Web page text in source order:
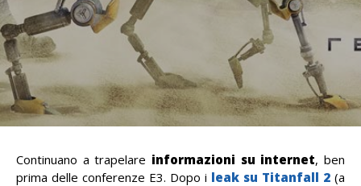
Continuano a trapelare informazioni su internet, ben
prima delle conferenze E3. Dopo i leak su Titanfall 2 (a